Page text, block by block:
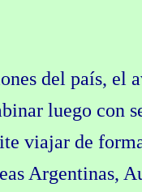
del país, el
luego con
viajar de
Argentinas,